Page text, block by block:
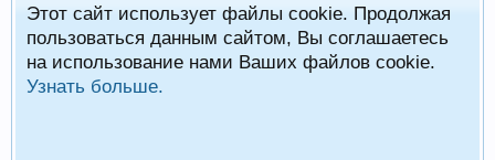
Этот сайт использует файлы cookie. Продолжая
пользоваться данным сайтом, Вы соглашаетесь
на использование нами Ваших файлов cookie.
Узнать больше.